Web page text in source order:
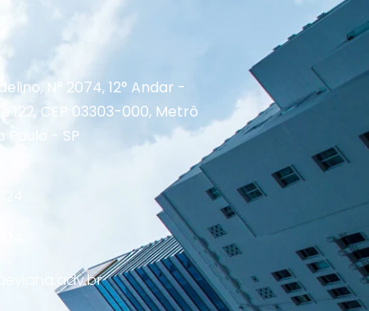
N° 2074, 12° Andar -
e 122, CEP 03303-000, Metrô
Paulo - SP